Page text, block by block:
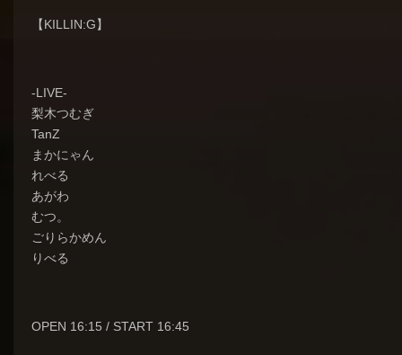
【KILLIN:G】
-LIVE-
梨木つむぎ
TanZ
まかにゃん
れべる
あがわ
むつ。
ごりらかめん
りべる
OPEN 16:15 / START 16:45